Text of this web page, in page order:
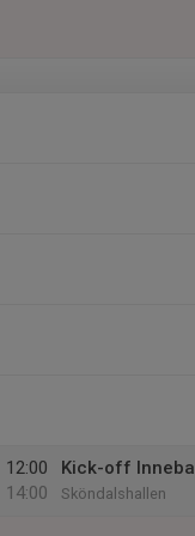
12:00
14:00
Kick-off
Sköndalshallen